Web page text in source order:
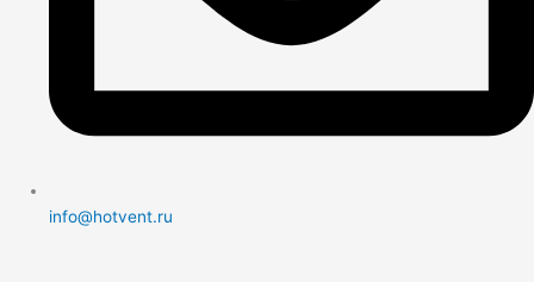
info@hotvent.ru